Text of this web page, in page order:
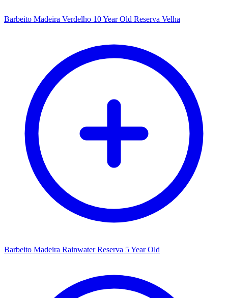
Barbeito Madeira Verdelho 10 Year Old Reserva Velha
Barbeito Madeira Rainwater Reserva 5 Year Old